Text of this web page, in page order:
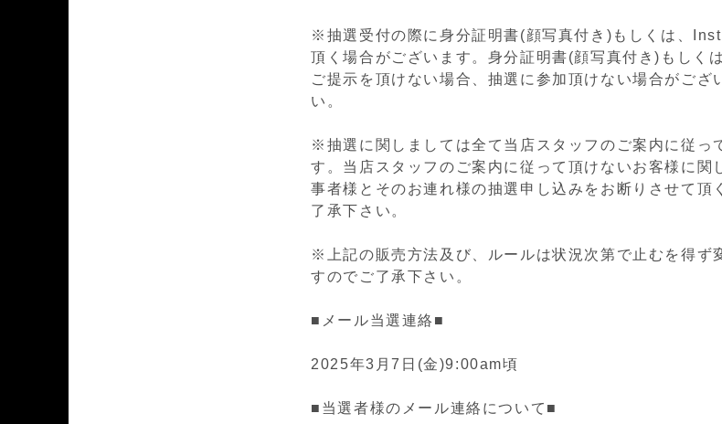
※抽選受付の際に身分証明書(顔写真付き)もしくは、
頂く場合がございます。身分証明書(顔写真付き)もしく
ご提示を頂けない場合、抽選に参加頂けない場合がござ
い。
※抽選に関しましては全て当店スタッフのご案内に従っ
す。当店スタッフのご案内に従って頂けないお客様に関
事者様とそのお連れ様の抽選申し込みをお断りさせて頂
了承下さい。
※上記の販売方法及び、ルールは状況次第で止むを得ず
すのでご了承下さい。
■メール当選連絡■
2025年3月7日(金)9:00am頃
■当選者様のメール連絡について■